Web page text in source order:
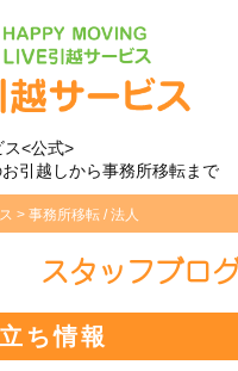
ス<公式>
引越しから事務所移転まで
> 事務所移転 / 法人
スタッフブロ
ち情報